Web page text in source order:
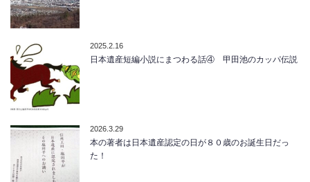
2025.2.16
日本遺産短編小説にまつわる話④ 甲田池のカッパ伝説
2026.3.29
本の著者は日本遺産認定の日が８０歳のお誕生日だっ
た！